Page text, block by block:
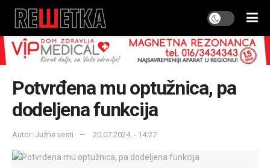
Potvrđena mu optužnica, pa
dodeljena funkcija
Autor: Južne vesti 20.07.2024. - 14:27